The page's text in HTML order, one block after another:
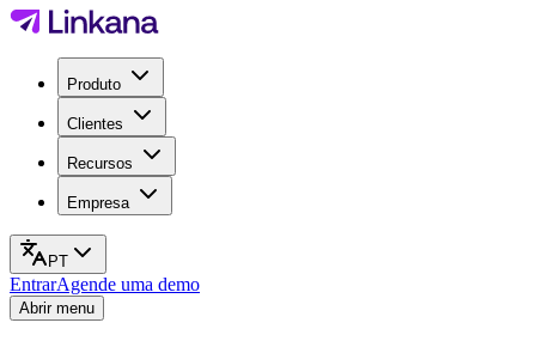
Produto
Clientes
Recursos
Empresa
PT
EntrarAgende uma demo
Abrir menu